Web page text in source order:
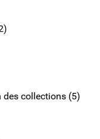
collections (5)